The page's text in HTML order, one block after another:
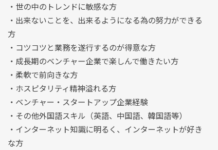
・世の中のトレンドに敏感な方
・出来ないことを、出来るようになる為の努力ができる
方
・コツコツと業務を遂行するのが得意な方
・成長期のベンチャー企業で楽しんで働きたい方
・柔軟で前向きな方
・ホスピタリティ精神溢れる方
・ベンチャー・スタートアップ企業経験
・その他外国語スキル（英語、中国語、韓国語等）
・インターネット知識に明るく、インターネットが好き
な方